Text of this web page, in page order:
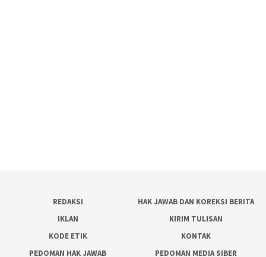
REDAKSI
HAK JAWAB DAN KOREKSI BERITA
IKLAN
KIRIM TULISAN
KODE ETIK
KONTAK
PEDOMAN HAK JAWAB
PEDOMAN MEDIA SIBER